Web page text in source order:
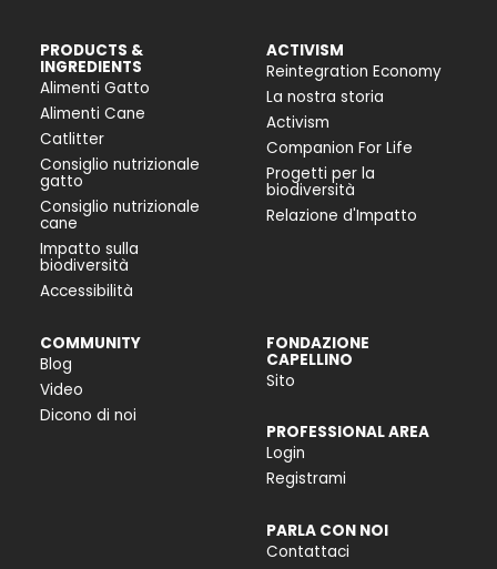
PRODUCTS &
INGREDIENTS
Alimenti Gatto
Alimenti Cane
Catlitter
Consiglio nutrizionale
gatto
Consiglio nutrizionale
cane
Impatto sulla
biodiversità
Accessibilità
ACTIVISM
Reintegration Economy
La nostra storia
Activism
Companion For Life
Progetti per la
biodiversità
Relazione d'Impatto
COMMUNITY
Blog
Video
Dicono di noi
FONDAZIONE
CAPELLINO
Sito
PROFESSIONAL AREA
Login
Registrami
PARLA CON NOI
Contattaci